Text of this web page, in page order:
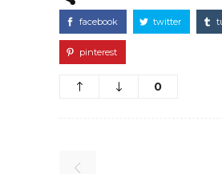
facebook twitter
pinterest
0